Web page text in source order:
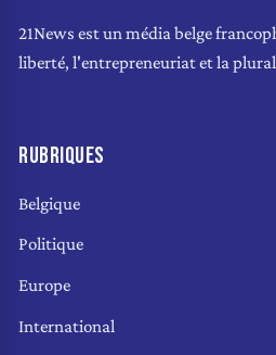
21News est un média belge
liberté, l'entrepreneuriat et la
RUBRIQUES
Belgique
Politique
Europe
International